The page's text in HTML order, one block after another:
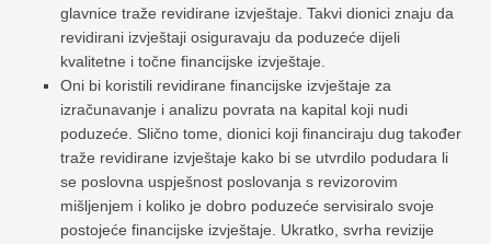
glavnice traže revidirane izvještaje. Takvi dionici znaju da
revidirani izvještaji osiguravaju da poduzeće dijeli
kvalitetne i točne financijske izvještaje.
Oni bi koristili revidirane financijske izvještaje za
izračunavanje i analizu povrata na kapital koji nudi
poduzeće. Slično tome, dionici koji financiraju dug također
traže revidirane izvještaje kako bi se utvrdilo podudara li
se poslovna uspješnost poslovanja s revizorovim
mišljenjem i koliko je dobro poduzeće servisiralo svoje
postojeće financijske izvještaje. Ukratko, svrha revizije